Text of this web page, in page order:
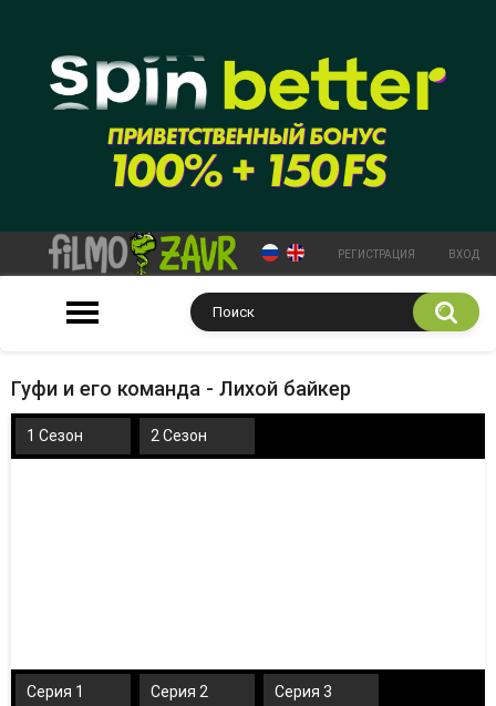
РЕГИСТРАЦИЯ ВХОД
Гуфи и его команда - Лихой байкер
1 Сезон 2 Сезон
Серия 1 Серия 2 Серия 3